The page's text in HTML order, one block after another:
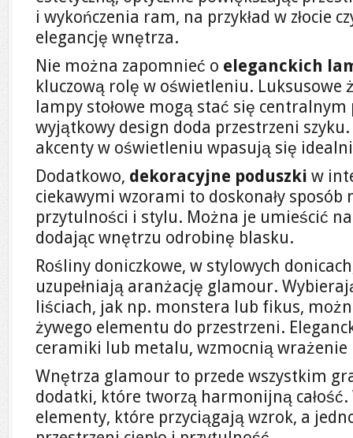
i wykończenia ram, na przykład w złocie
elegancję wnętrza.
Nie można zapomnieć o eleganckich
kluczową rolę w oświetleniu. Luksusowe
lampy stołowe mogą stać się
wyjątkowy design doda przestrzeni
akcenty w oświetleniu wpasują się
Dodatkowo, dekoracyjne poduszki w
ciekawymi wzorami to doskonały sposób
przytulności i stylu. Można je umieścić
dodając wnętrzu odrobinę blasku.
Rośliny doniczkowe, w stylowych
uzupełniają aranżację glamour.
liściach, jak np. monstera lub fikus,
żywego elementu do przestrzeni.
ceramiki lub metalu, wzmocnią wrażenie
Wnętrza glamour to przede wszystkim
dodatki, które tworzą harmonijną
elementy, które przyciągają wzrok, a